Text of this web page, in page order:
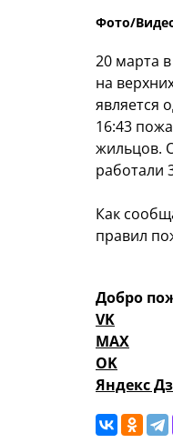
Фото/
20 марта
на
является
16:43
жильцов.
работали
Как
правил
Добро
VK
MAX
OK
Яндекс